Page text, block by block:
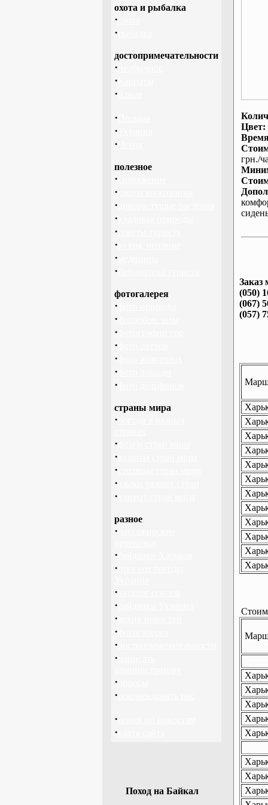
охота и рыбалка
·
·
достопримечательности
·
·
·
·
·
·
полезное
·
·
·
·
·
·
·
·
фотогалерея
·
·
·
·
·
·
·
страны мира
·
·
·
·
·
·
разное
·
·
·
·
·
·
·
·
·
·
·
·
·
Поход на Байкал
Цвет:
грн./
Заказ
(050)
(067)
(057)